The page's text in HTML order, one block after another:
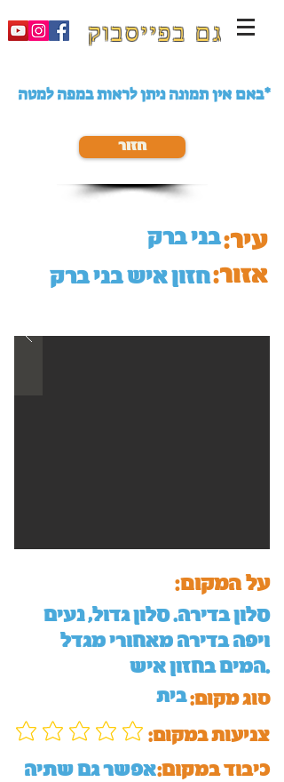
גם בפייסבוק
באם אין תמונה ניתן לראות במפה למטה*
חזור
בני ברק
חזון איש בני ברק
עיר:
אזור:
על המקום:
סלון בדירה. סלון גדול, נעים
ויפה בדירה מאחורי מגדל
המים בחזון איש.
סוג מקום:בית
:צניעות במקום
אפשר גם שתיהכיבוד במקום: